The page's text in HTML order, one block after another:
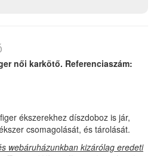
női karkötő. Referenciaszám:
ékszerekhez díszdoboz is jár,
csomagolását, és tárolását.
webáruházunkban kizárólag eredeti